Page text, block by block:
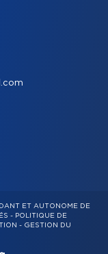
ET AUTONOME DE
- POLITIQUE DE
- GESTION DU